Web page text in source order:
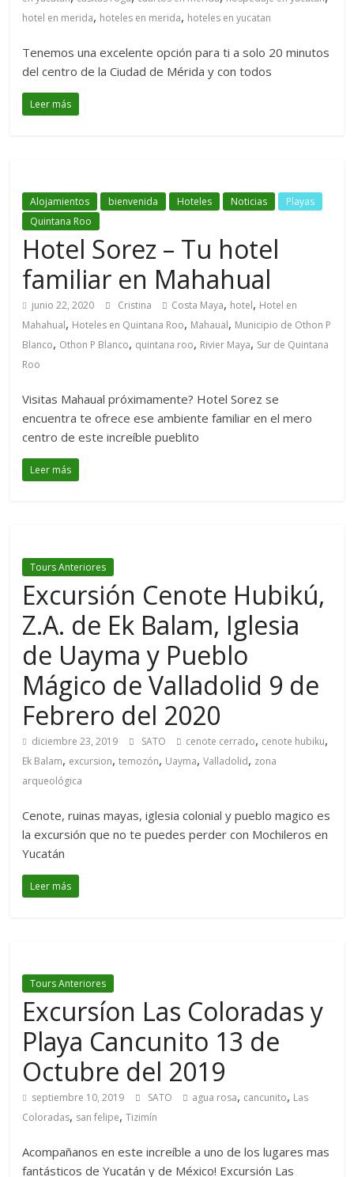
hotel en merida, hoteles en merida, hoteles en yucatan
Tenemos una excelente opción para ti a solo 20 minutos
del centro de la Ciudad de Mérida y con todos
Leer más
Alojamientos bienvenida Hoteles Noticias
Playas
Quintana Roo
Hotel Sorez – Tu hotel
familiar en Mahahual
junio 22, 2020 Cristina Costa Maya, hotel, Hotel en
Mahahual, Hoteles en Quintana Roo, Mahaual, Municipio de Othon P
Blanco, Othon P Blanco, quintana roo, Rivier Maya, Sur de Quintana
Roo
Visitas Mahaual próximamente? Hotel Sorez se
encuentra te ofrece ese ambiente familiar en el mero
centro de este increíble pueblito
Leer más
Tours Anteriores
Excursión Cenote Hubikú,
Z.A. de Ek Balam, Iglesia
de Uayma y Pueblo
Mágico de Valladolid 9 de
Febrero del 2020
diciembre 23, 2019 SATO cenote cerrado, cenote hubiku,
Ek Balam, excursion,temozón, Uayma,Valladolid, zona
arqueológica
Cenote, ruinas mayas, iglesia colonial y pueblo magico es
la excursión que no te puedes perder con Mochileros en
Yucatán
Leer más
Tours Anteriores
Excursíon Las Coloradas y
Playa Cancunito 13 de
Octubre del 2019
septiembre 10, 2019 SATO agua rosa, cancunito, Las
Coloradas, san felipe,Tizimín
Acompañanos en este increíble a uno de los lugares mas
fantásticos de Yucatán y de México! Excursión Las